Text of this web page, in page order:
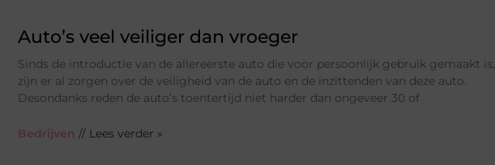
Auto’s veel veiliger dan vroeger
Sinds de introductie van de allereerste auto die voor persoonlijk gebruik gemaakt is,
zijn er al zorgen over de veiligheid van de auto en de inzittenden van deze auto.
Desondanks reden de auto’s toentertijd niet harder dan ongeveer 30 of
Bedrijven // Lees verder »